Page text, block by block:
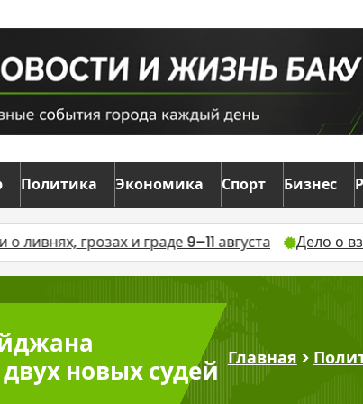
Политика Экономика Спорт Бизнес
и граде 9–11 августа Дело о взятках в
новых судей Главная >